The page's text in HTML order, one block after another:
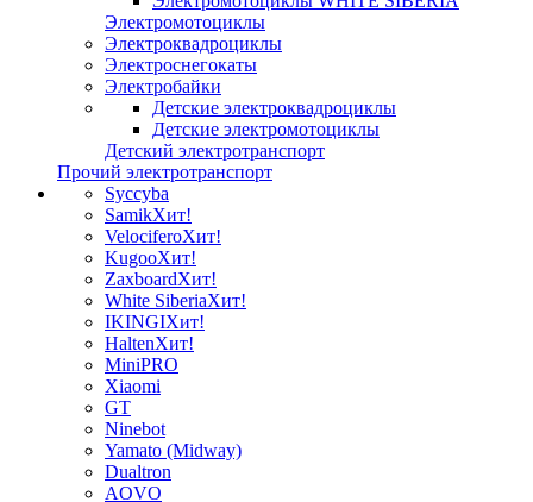
Электромотоциклы
Электроквадроциклы
Электроснегокаты
Электробайки
Детские электроквадроциклы
Детские электромотоциклы
Детский электротранспорт
Прочий электротранспорт
Syccyba
SamikХит!
VelociferoХит!
KugooХит!
ZaxboardХит!
White SiberiaХит!
IKINGIХит!
HaltenХит!
MiniPRO
Xiaomi
GT
Ninebot
Yamato (Midway)
Dualtron
AOVO